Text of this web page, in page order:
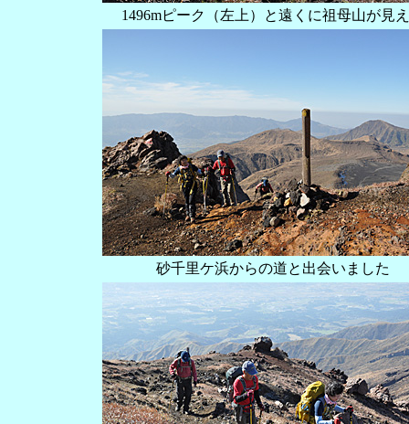
1496mピーク（左上）と遠くに祖母山が見
砂千里ケ浜からの道と出会いました